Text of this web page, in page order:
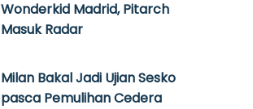
Wonderkid Madrid, Pitarch
Masuk Radar
Milan Bakal Jadi Ujian Sesko
pasca Pemulihan Cedera